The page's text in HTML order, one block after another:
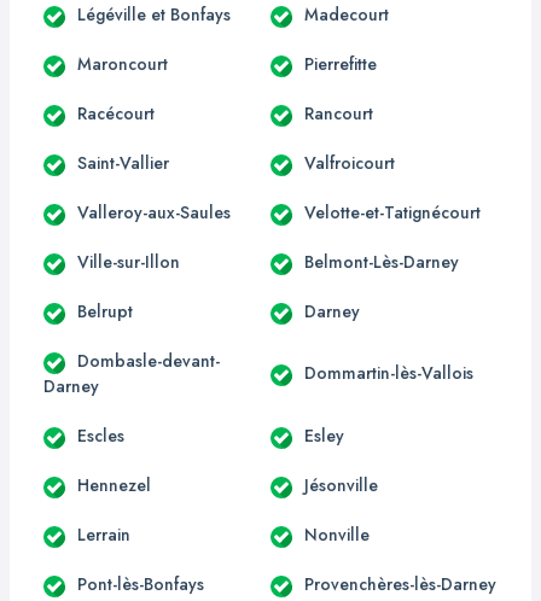
Légéville et Bonfays Madecourt
Maroncourt Pierrefitte
Racécourt Rancourt
Saint-Vallier Valfroicourt
Valleroy-aux-Saules Velotte-et-Tatignécourt
Ville-sur-Illon Belmont-Lès-Darney
Belrupt Darney
Dombasle-devant-
Darney
Dommartin-lès-Vallois
Escles Esley
Hennezel Jésonville
Lerrain Nonville
Pont-lès-Bonfays Provenchères-lès-Darney